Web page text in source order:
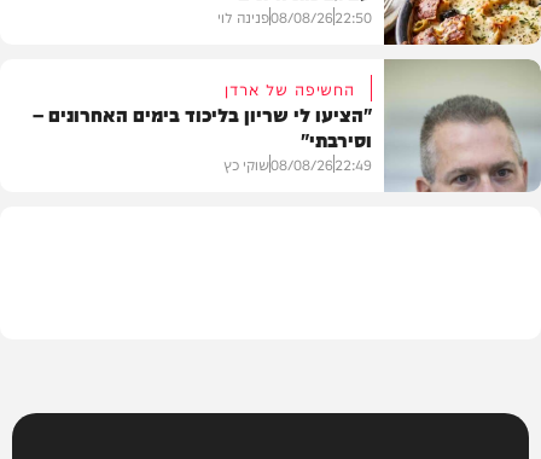
מתכונים
22:50
08/08/26פנינה לוי
החשיפה של ארדן
"הציעו לי שריון בליכוד בימים האחרונים –
וסירבתי"
22:49
08/08/26שוקי כץ